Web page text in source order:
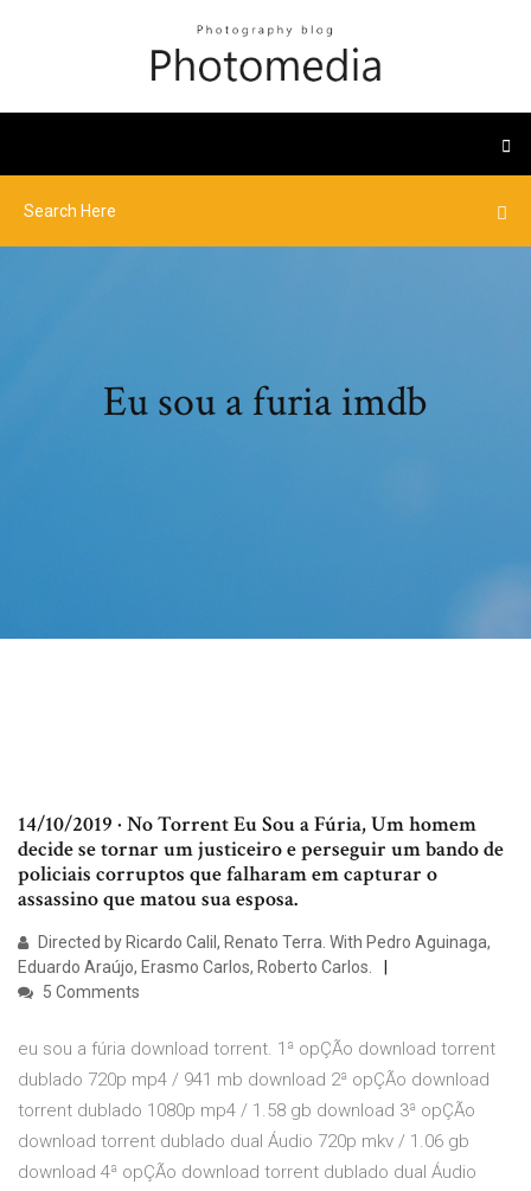
Eu sou a furia imdb
14/10/2019 · No Torrent Eu Sou a Fúria, Um homem
decide se tornar um justiceiro e perseguir um bando de
policiais corruptos que falharam em capturar o
assassino que matou sua esposa.
Directed by Ricardo Calil, Renato Terra. With Pedro Aguinaga,
Eduardo Araújo, Erasmo Carlos, Roberto Carlos.
5 Comments
eu sou a fúria download torrent. 1ª opÇÃo download torrent
dublado 720p mp4 / 941 mb download 2ª opÇÃo download
torrent dublado 1080p mp4 / 1.58 gb download 3ª opÇÃo
download torrent dublado dual Áudio 720p mkv / 1.06 gb
download 4ª opÇÃo download torrent dublado dual Áudio